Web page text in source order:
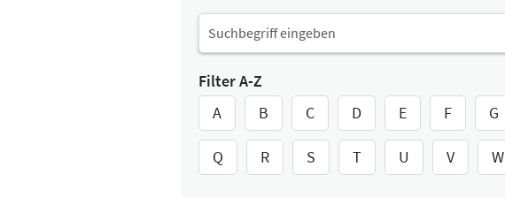
Filter A-Z
A
B C D E F G
Q R S T U V W